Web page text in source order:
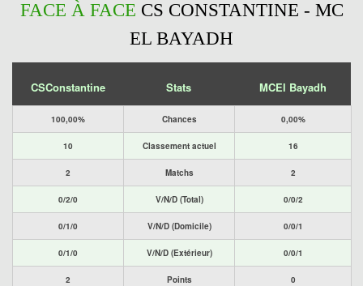
FACE À FACE CS CONSTANTINE - MC
EL BAYADH
CSConstantine Stats MCEl Bayadh
100,00% Chances 0,00%
10 Classement actuel 16
2 Matchs 2
0/2/0 V/N/D (Total) 0/0/2
0/1/0 V/N/D (Domicile) 0/0/1
0/1/0 V/N/D (Extérieur) 0/0/1
2 Points 0